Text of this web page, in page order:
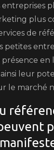
entreprises
plus
de
petites
présence en
leur
le marché